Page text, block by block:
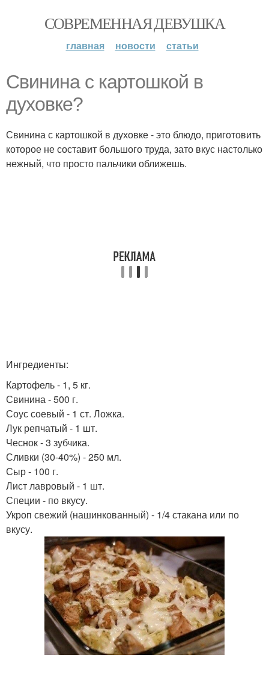
СОВРЕМЕННАЯ ДЕВУШКА
главная новости статьи
Свинина с картошкой в
духовке?
Свинина с картошкой в духовке - это блюдо, приготовить
которое не составит большого труда, зато вкус настолько
нежный, что просто пальчики оближешь.
Ингредиенты:
Картофель - 1, 5 кг.
Свинина - 500 г.
Соус соевый - 1 ст. Ложка.
Лук репчатый - 1 шт.
Чеснок - 3 зубчика.
Сливки (30-40%) - 250 мл.
Сыр - 100 г.
Лист лавровый - 1 шт.
Специи - по вкусу.
Укроп свежий (нашинкованный) - 1/4 стакана или по
вкусу.